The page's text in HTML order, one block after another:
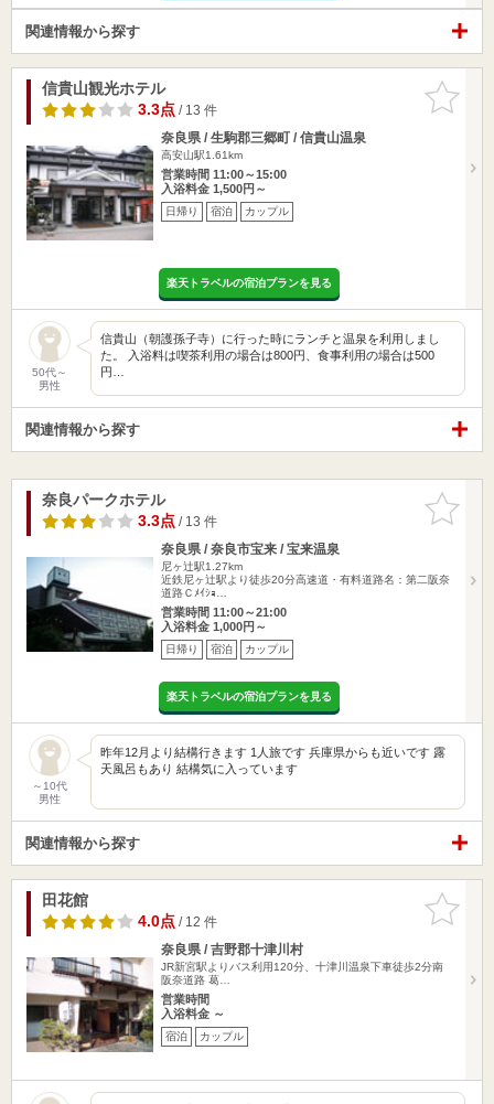
関連情報から探す
お気に入
りに追加
信貴山観光ホテル
3.3点/ 13 件
奈良県 / 生駒郡三郷町 / 信貴山温泉
高安山駅1.61km
営業時間 11:00～15:00
入浴料金 1,500円～
日帰り 宿泊 カップル
楽天トラベルの宿泊プランを見る
50代～
男性
信貴山（朝護孫子寺）に行った時にランチと温泉を利用しまし
た。 入浴料は喫茶利用の場合は800円、食事利用の場合は500
円…
関連情報から探す
お気に入
りに追加
奈良パークホテル
3.3点/ 13 件
奈良県 / 奈良市宝来 / 宝来温泉
尼ヶ辻駅1.27km
近鉄尼ヶ辻駅より徒歩20分高速道・有料道路名：第二阪奈
道路Ｃﾒｲｼｮ…
営業時間 11:00～21:00
入浴料金 1,000円～
日帰り 宿泊 カップル
楽天トラベルの宿泊プランを見る
～10代
男性
昨年12月より結構行きます 1人旅です 兵庫県からも近いです 露
天風呂もあり 結構気に入っています
関連情報から探す
お気に入
りに追加
田花館
4.0点/ 12 件
奈良県 / 吉野郡十津川村
JR新宮駅よりバス利用120分、十津川温泉下車徒歩2分南
阪奈道路 葛…
営業時間
入浴料金 ～
宿泊 カップル